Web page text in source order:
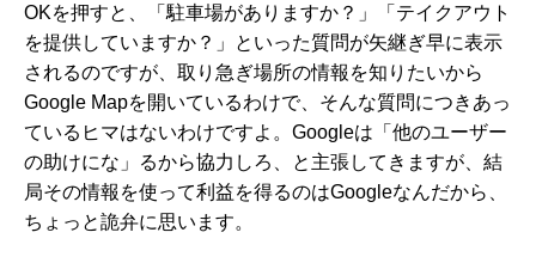
OKを押すと、「駐車場がありますか？」「テイクアウト
を提供していますか？」といった質問が矢継ぎ早に表示
されるのですが、取り急ぎ場所の情報を知りたいから
Google Mapを開いているわけで、そんな質問につきあっ
ているヒマはないわけですよ。Googleは「他のユーザー
の助けにな」るから協力しろ、と主張してきますが、結
局その情報を使って利益を得るのはGoogleなんだから、
ちょっと詭弁に思います。